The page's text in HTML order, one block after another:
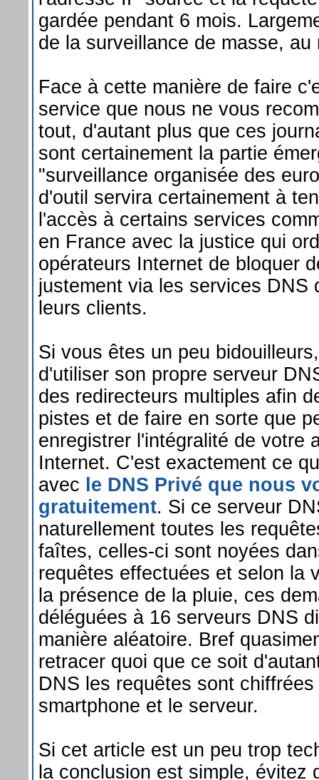
gardée pendant 6 mois.
de la surveillance de masse, au
Face à cette manière de faire
service que nous ne vous
tout, d'autant plus que ces
sont certainement la partie
"surveillance organisée des
d'outil servira certainement à
l'accès à certains services
en France avec la justice qui
opérateurs Internet de bloquer
justement via les services DNS
leurs clients.
Si vous êtes un peu
d'utiliser son propre serveur
des redirecteurs multiples afin
pistes et de faire en sorte que
enregistrer l'intégralité de votre
Internet. C'est exactement ce
avec le DNS Privé que nous
gratuitement. Si ce serveur
naturellement toutes les
faîtes, celles-ci sont noyées
requêtes effectuées et selon la
la présence de la pluie, ces
déléguées à 16 serveurs DNS
manière aléatoire. Bref
retracer quoi que ce soit
DNS les requêtes sont
smartphone et le serveur.
Si cet article est un peu trop
la conclusion est simple, évitez